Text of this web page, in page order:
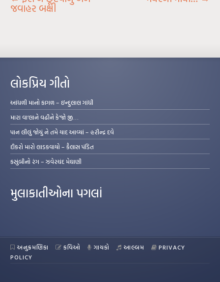
જવાહર બક્ષી
લોકપ્રિય ગીતો
આંધળી માનો કાગળ – ઇન્દુલાલ ગાંધી
મારા વા’લાને વઢીને કે’જો જી…
પાન લીલું જોયું ને તમે યાદ આવ્યાં – હરીન્દ્ર દવે
દીકરો મારો લાડકવાયો – કૈલાસ પંડિત
કસુંબીનો રંગ – ઝવેરચંદ મેઘાણી
મુલાકાતીઓના પગલાં
અનુક્રમણિકા કવિઓ ગાયકો આલ્બમ
PRIVACY
POLICY